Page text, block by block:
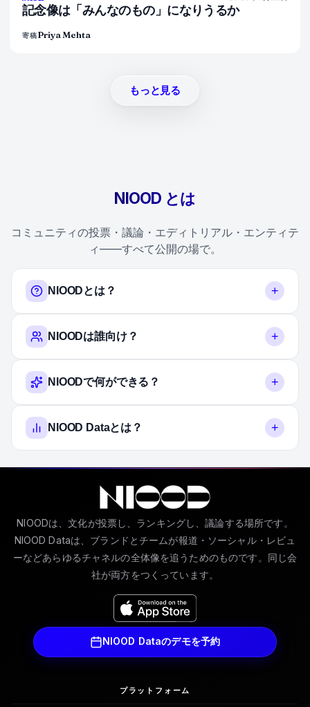
記念像は「みんなのもの」になりうるか
寄稿Priya Mehta
もっと見る
NIOOD とは
コミュニティの投票・議論・エディトリアル・エンティテ
ィ——すべて公開の場で。
NIOODとは？ +
NIOODは誰向け？ +
NIOODで何ができる？ +
NIOOD Dataとは？ +
NIOODは、文化が投票し、ランキングし、議論する場所です。
NIOOD Dataは、ブランドとチームが報道・ソーシャル・レビュ
ーなどあらゆるチャネルの全体像を追うためのものです。同じ会
社が両方をつくっています。
NIOOD Dataのデモを予約
プラットフォーム